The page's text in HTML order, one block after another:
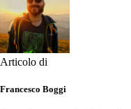
Articolo di
Francesco Boggi